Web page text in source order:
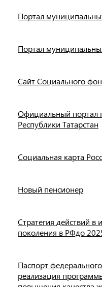
Портал
Портал
Сайт Социального
Официальный портал
Республики Татарстан
Социальная карта
Новый пенсионер
Стратегия действий в
поколения в РФдо
Паспорт
реализация